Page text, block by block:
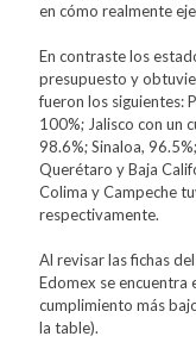
en cómo realmente
En contraste los
presupuesto y
fueron los siguientes:
100%; Jalisco con un
98.6%; Sinaloa,
Querétaro y Baja
Colima y Campeche
respectivamente.
Al revisar las fichas
Edomex se encuentra
cumplimiento más
la table).